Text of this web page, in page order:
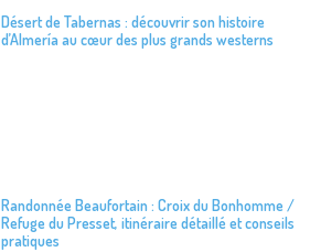
Désert de Tabernas : découvrir son histoire
d’Almería au cœur des plus grands westerns
Randonnée Beaufortain : Croix du Bonhomme /
Refuge du Presset, itinéraire détaillé et conseils
pratiques